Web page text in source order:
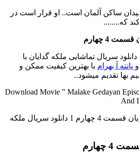
ساکن آلمان است.. او قرار است در
که........
4 چهارم
دانلود سریال تماشایی ملکه گدایان با
پانته آ بهرام با بهترین کیفیت ممکن و
بها تقدیم میشود..
Download Movie ” Malake Gedayan
And
چهارم